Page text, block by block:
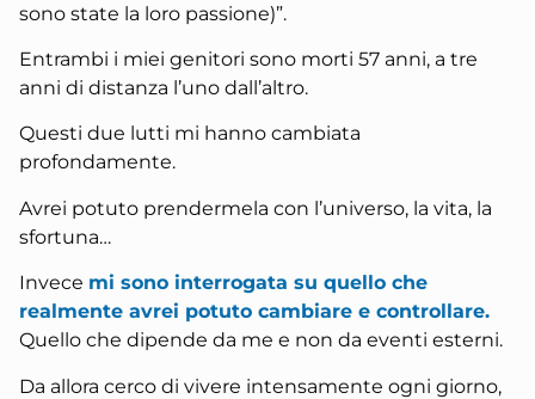
sono state la loro passione)”.
Entrambi i miei genitori sono morti 57 anni, a tre
anni di distanza l’uno dall’altro.
Questi due lutti mi hanno cambiata
profondamente.
Avrei potuto prendermela con l’universo, la vita, la
sfortuna…
Invece mi sono interrogata su quello che
realmente avrei potuto cambiare e controllare.
Quello che dipende da me e non da eventi esterni.
Da allora cerco di vivere intensamente ogni giorno,